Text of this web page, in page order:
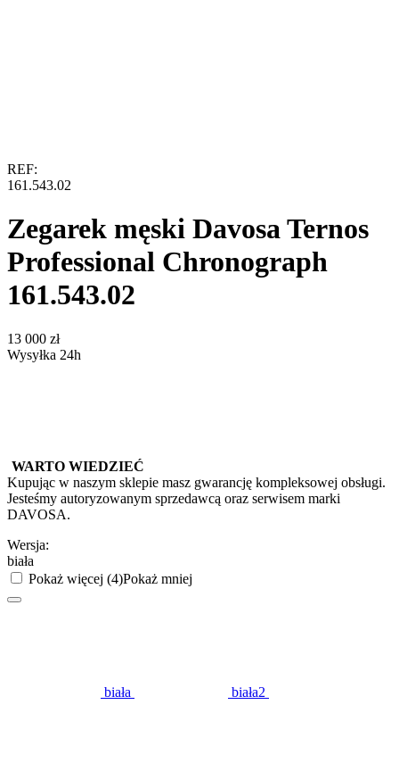
REF:
161.543.02
Zegarek męski Davosa Ternos
Professional Chronograph
161.543.02
‍13 000‍ zł
Wysyłka 24h
WARTO WIEDZIEĆ
Kupując w naszym sklepie masz gwarancję kompleksowej obsługi.
Jesteśmy autoryzowanym sprzedawcą oraz serwisem marki
DAVOSA.
Wersja:
biała
Pokaż więcej (4)Pokaż mniej
biała biała2